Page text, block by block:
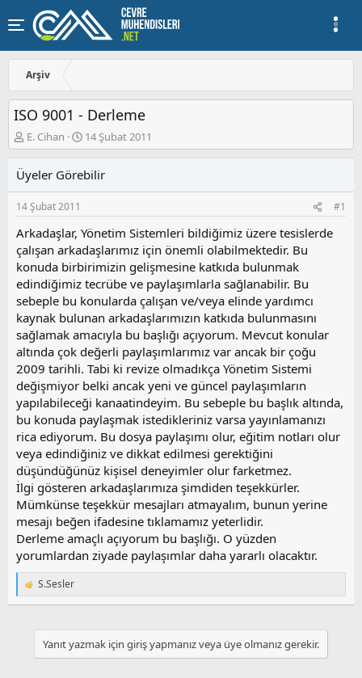
Arşiv
ISO 9001 - Derleme
K
o
u
y
u
a
ş
l
a
t
a
n
E. Cihan
B
a
l
a
ı
ç
t
a
r
i
h
i
14 Şubat 2011
Üyeler Görebilir
14 Şubat 2011 #1
Arkadaşlar, Yönetim Sistemleri bildiğimiz üzere tesislerde
çalışan arkadaşlarımız için önemli olabilmektedir. Bu
konuda birbirimizin gelişmesine katkıda bulunmak
edindiğimiz tecrübe ve paylaşımlarla sağlanabilir. Bu
sebeple bu konularda çalışan ve/veya elinde yardımcı
kaynak bulunan arkadaşlarımızın katkıda bulunmasını
sağlamak amacıyla bu başlığı açıyorum. Mevcut konular
altında çok değerli paylaşımlarımız var ancak bir çoğu
2009 tarihli. Tabi ki revize olmadıkça Yönetim Sistemi
değişmiyor belki ancak yeni ve güncel paylaşımların
yapılabileceği kanaatindeyim. Bu sebeple bu başlık altında,
bu konuda paylaşmak istedikleriniz varsa yayınlamanızı
rica ediyorum. Bu dosya paylaşımı olur, eğitim notları olur
veya edindiğiniz ve dikkat edilmesi gerektiğini
düşündüğünüz kişisel deneyimler olur farketmez.
İlgi gösteren arkadaşlarımıza şimdiden teşekkürler.
Mümkünse teşekkür mesajları atmayalım, bunun yerine
mesajı beğen ifadesine tıklamamız yeterlidir.
Derleme amaçlı açıyorum bu başlığı. O yüzden
yorumlardan ziyade paylaşımlar daha yararlı olacaktır.
T
e
S.Sesler
Yanıt yazmak için giriş yapmanız veya üye olmanız gerekir.